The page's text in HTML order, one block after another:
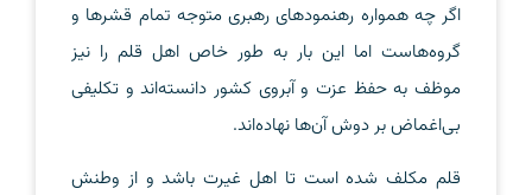
اگر چه همواره رهنمودهای رهبری متوجه تمام قشرها و
گروه‌هاست اما این بار به طور خاص اهل قلم را نیز
موظف به حفظ عزت و آبروی کشور دانسته‌اند و تکلیفی
بی‌اغماض بر دوش آن‌ها نهاده‌اند.
قلم مکلف شده است تا اهل غیرت باشد و از وطنش